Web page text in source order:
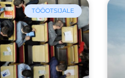
TÖÖOTSIJALE